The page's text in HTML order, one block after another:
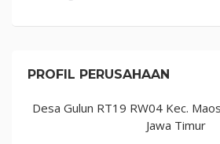
PROFIL PERUSAHAAN
Desa Gulun RT19 RW04 Kec.
Jawa Timur